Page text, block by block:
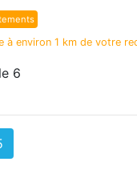
à environ 1 km de votre
6